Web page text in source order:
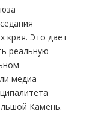
края. Это дает
реальную
медиа-
Камень.